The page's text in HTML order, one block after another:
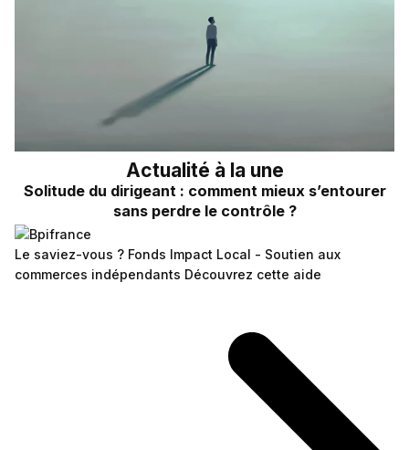
Actualité à la une
Solitude du dirigeant : comment mieux s’entourer
sans perdre le contrôle ?
Le saviez-vous ? Fonds Impact Local - Soutien aux
commerces indépendants Découvrez cette aide